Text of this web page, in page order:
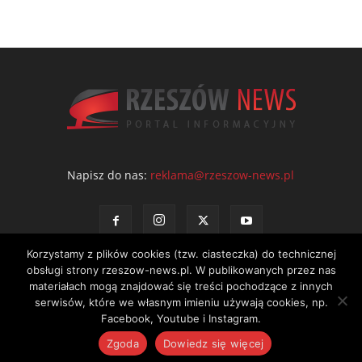
Napisz do nas: reklama@rzeszow-news.pl
Kontakt Polityka prywatności Regulamin portalu
© NEWS Sp. z o.o. - wydawca portalu Rzeszów News. Wszystkie prawa
zastrzeżone. Tel.: 601 97 55 30
Korzystamy z plików cookies (tzw. ciasteczka) do technicznej
obsługi strony rzeszow-news.pl. W publikowanych przez nas
materiałach mogą znajdować się treści pochodzące z innych
serwisów, które we własnym imieniu używają cookies, np.
Facebook, Youtube i Instagram.
Zgoda
Dowiedz się więcej